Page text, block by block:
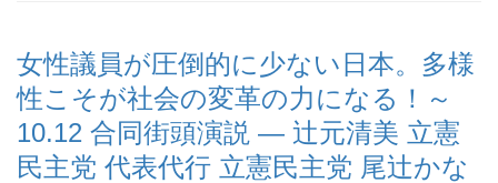
女性議員が圧倒的に少ない日本。多様
性こそが社会の変革の力になる！～
10.12 合同街頭演説 ― 辻元清美 立憲
民主党 代表代行 立憲民主党 尾辻かな